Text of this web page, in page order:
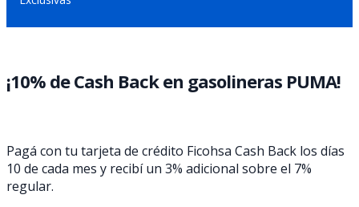
¡10% de Cash Back en gasolineras PUMA!
Pagá con tu tarjeta de crédito Ficohsa Cash Back los días
10 de cada mes y recibí un 3% adicional sobre el 7%
regular.